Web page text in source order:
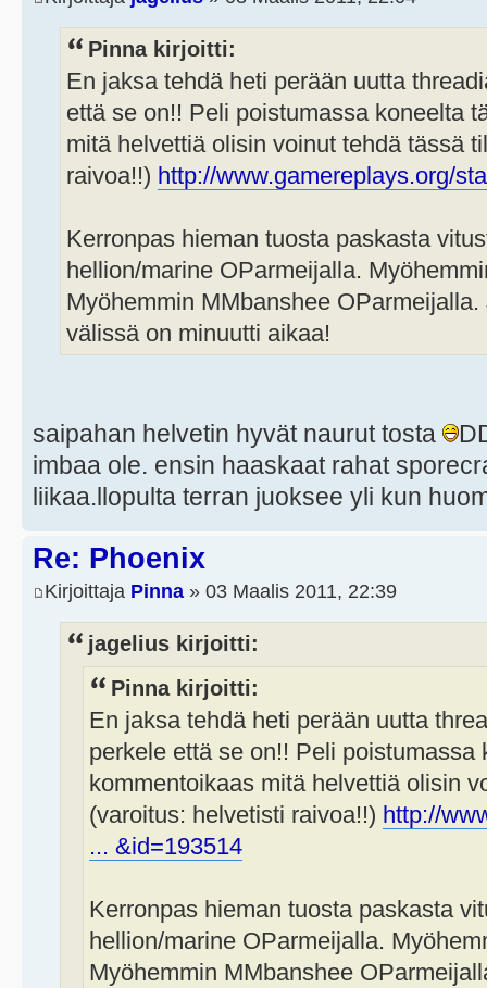
Pinna kirjoitti:
En jaksa tehdä heti perään uutta
että se on!! Peli poistumassa koneelta
mitä helvettiä olisin voinut tehdä tässä
raivoa!!) http://www.gamereplays.org/
Kerronpas hieman tuosta paskasta
hellion/marine OParmeijalla.
Myöhemmin MMbanshee
välissä on minuutti aikaa!
saipahan helvetin hyvät naurut tosta
imbaa ole. ensin haaskaat rahat
liikaa.llopulta terran juoksee yli kun
Re: Phoenix
Kirjoittaja Pinna » 03 Maalis 2011, 22:39
jagelius kirjoitti:
Pinna kirjoitti:
En jaksa tehdä heti perään uutta
perkele että se on!! Peli poistumassa
kommentoikaas mitä helvettiä olisin
(varoitus: helvetisti raivoa!!) http://
... &id=193514
Kerronpas hieman tuosta paskasta
hellion/marine OParmeijalla.
Myöhemmin MMbanshee